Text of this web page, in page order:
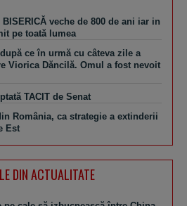
veche de 800 de ani iar in
pe toată lumea
ce în urmă cu câteva zile a
Viorica Dăncilă. Omul a fost nevoit
TACIT de Senat
România, ca strategie a extinderii
Est
DIN ACTUALITATE